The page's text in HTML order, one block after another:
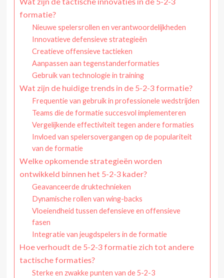
formatie?
Nieuwe spelersrollen en verantwoordelijkheden
Innovatieve defensieve strategieën
Creatieve offensieve tactieken
Aanpassen aan tegenstanderformaties
Gebruik van technologie in training
Wat zijn de huidige trends in de 5-2-3 formatie?
Frequentie van gebruik in professionele wedstrijden
Teams die de formatie succesvol implementeren
Vergelijkende effectiviteit tegen andere formaties
Invloed van spelersovergangen op de populariteit
van de formatie
Welke opkomende strategieën worden
ontwikkeld binnen het 5-2-3 kader?
Geavanceerde druktechnieken
Dynamische rollen van wing-backs
Vloeiendheid tussen defensieve en offensieve
fasen
Integratie van jeugdspelers in de formatie
Hoe verhoudt de 5-2-3 formatie zich tot andere
tactische formaties?
Sterke en zwakke punten van de 5-2-3